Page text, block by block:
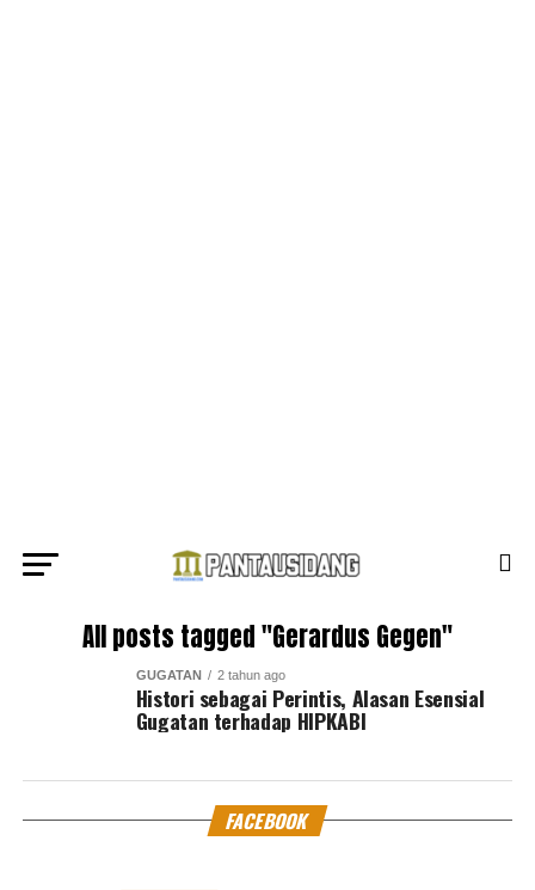
All posts tagged "Gerardus Gegen"
GUGATAN 2 tahun ago
Histori sebagai Perintis, Alasan Esensial
Gugatan terhadap HIPKABI
FACEBOOK